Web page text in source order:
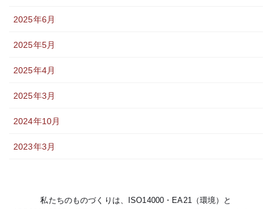
2025年6月
2025年5月
2025年4月
2025年3月
2024年10月
2023年3月
私たちのものづくりは、ISO14000・EA21（環境）と